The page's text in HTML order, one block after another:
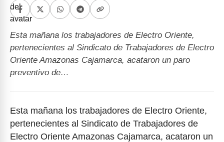
Esta mañana los trabajadores de Electro Oriente,
pertenecientes al Sindicato de Trabajadores de Electro
Oriente Amazonas Cajamarca, acataron un paro
preventivo de…
Esta mañana los trabajadores de Electro Oriente,
pertenecientes al Sindicato de Trabajadores de
Electro Oriente Amazonas Cajamarca, acataron un